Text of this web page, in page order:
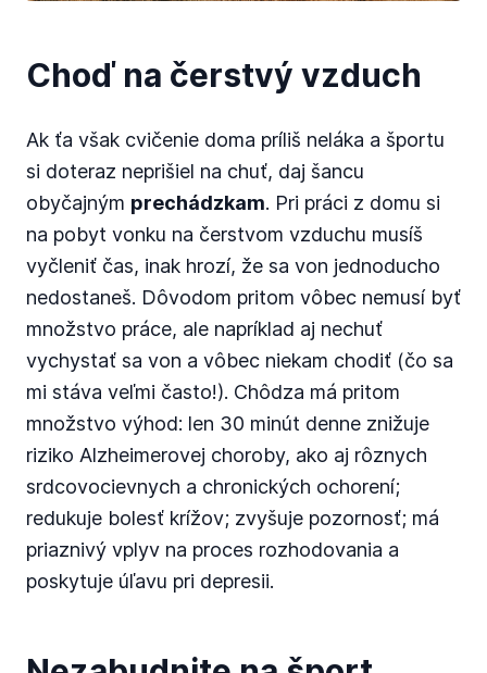
Choď na čerstvý vzduch
Ak ťa však cvičenie doma príliš neláka a športu
si doteraz neprišiel na chuť, daj šancu
obyčajným prechádzkam. Pri práci z domu si
na pobyt vonku na čerstvom vzduchu musíš
vyčleniť čas, inak hrozí, že sa von jednoducho
nedostaneš. Dôvodom pritom vôbec nemusí byť
množstvo práce, ale napríklad aj nechuť
vychystať sa von a vôbec niekam chodiť (čo sa
mi stáva veľmi často!). Chôdza má pritom
množstvo výhod: len 30 minút denne znižuje
riziko Alzheimerovej choroby, ako aj rôznych
srdcovocievnych a chronických ochorení;
redukuje bolesť krížov; zvyšuje pozornosť; má
priaznivý vplyv na proces rozhodovania a
poskytuje úľavu pri depresii.